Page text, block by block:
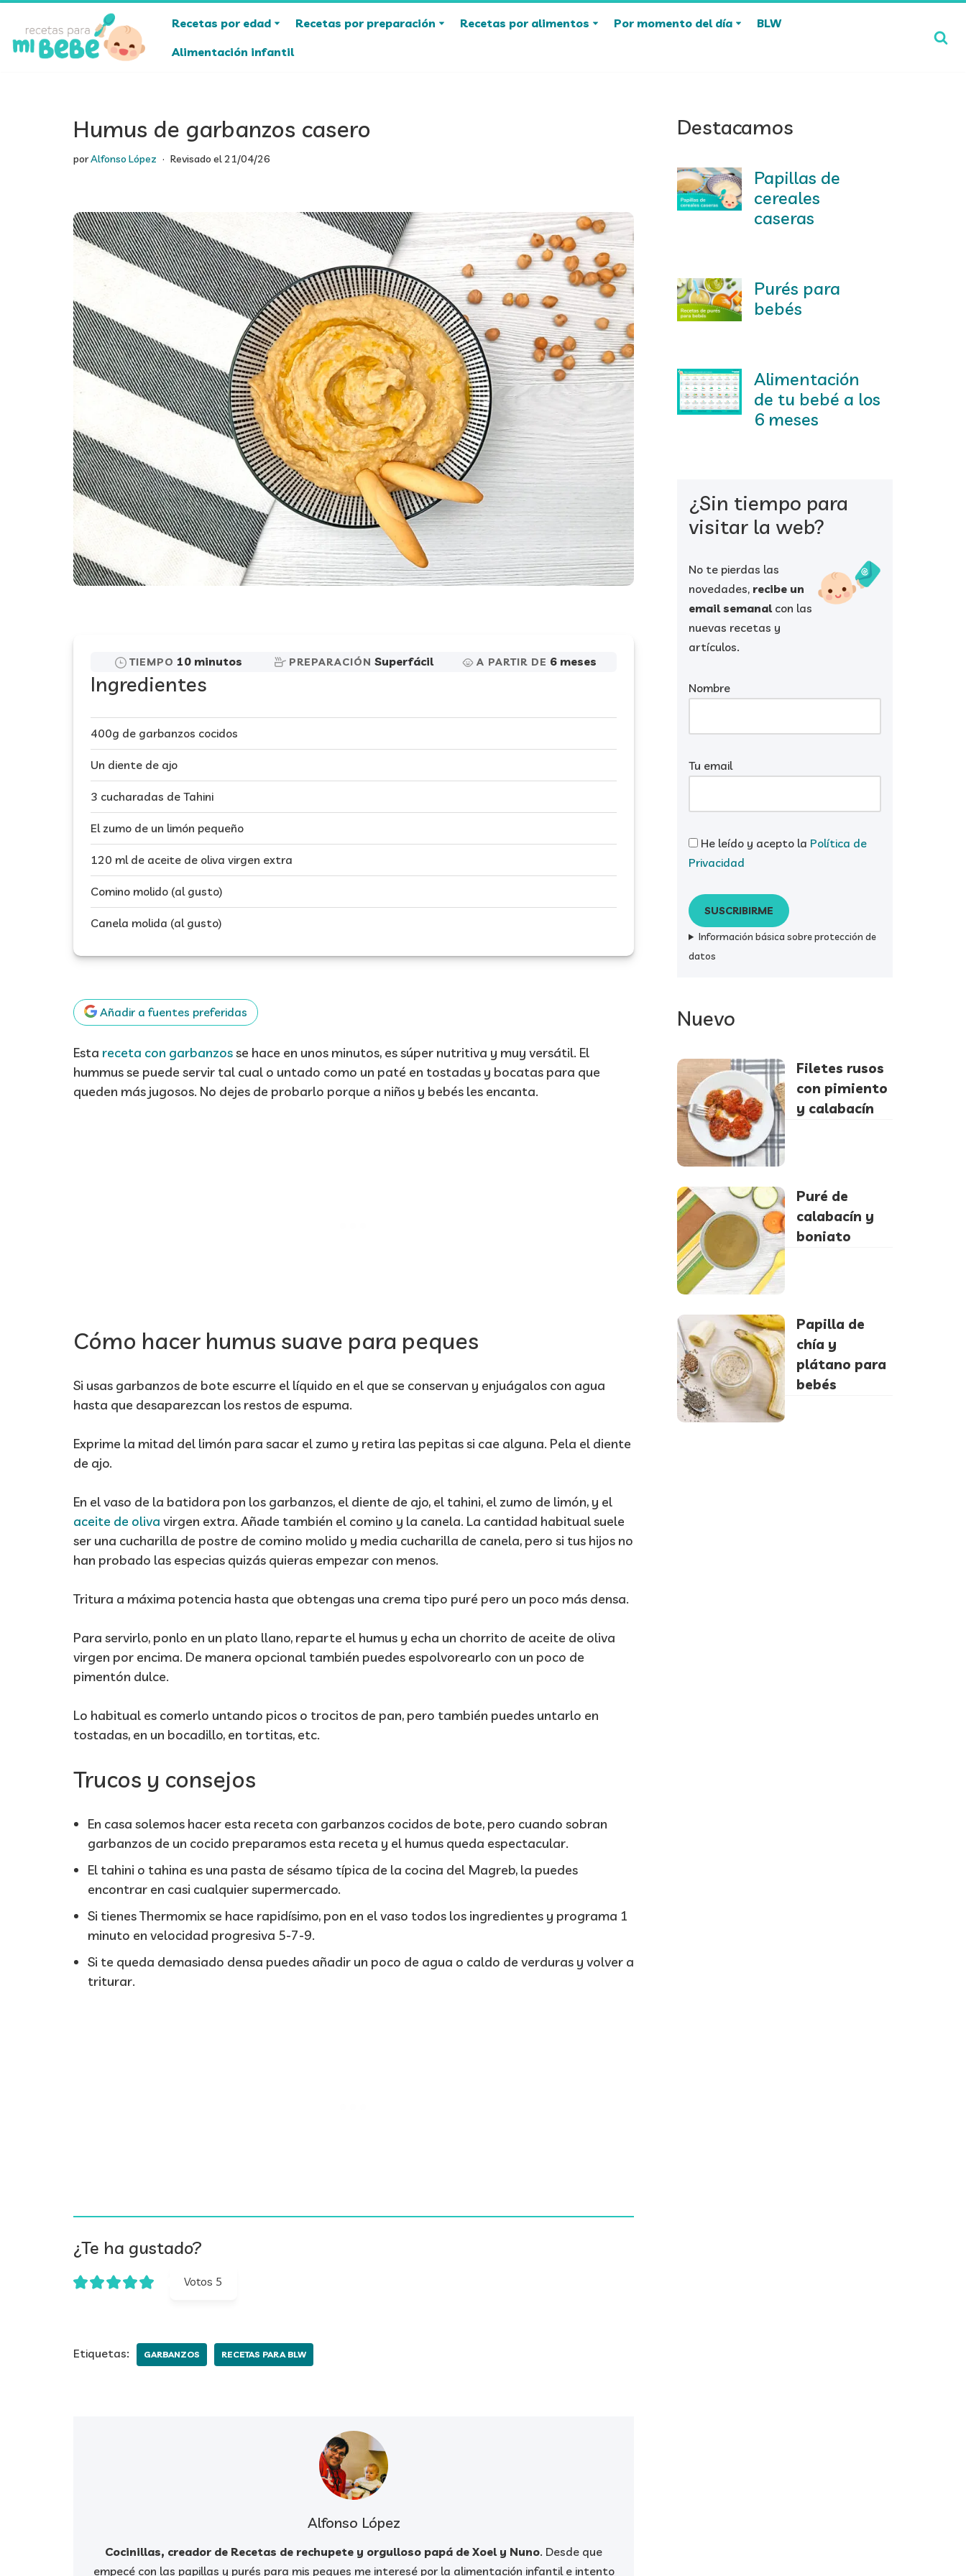
Saltar
Recetas por edad Recetas por preparación Recetas por alimentos Por momento del día
BLW
Alimentación infantil
Humus de garbanzos casero
porAlfonso López Revisado el21/04/26
TIEMPO 10 minutos PREPARACIÓN Superfácil A PARTIR DE 6 meses
Ingredientes
400g de garbanzos cocidos
Un diente de ajo
3 cucharadas de Tahini
El zumo de un limón pequeño
120 ml de aceite de oliva virgen extra
Comino molido (al gusto)
Canela molida (al gusto)
Añadir a fuentes preferidas
Esta receta con garbanzosse hace en unos minutos, es súper nutritiva y muy versátil. El
hummus se puede servir tal cual o untado como un paté en tostadas y bocatas para que
queden más jugosos. No dejes de probarlo porque a niños y bebés les encanta.
Cómo hacer humus suave para peques
Si usas garbanzos de bote escurre el líquido en el que se conservan y enjuágalos con agua
hasta que desaparezcan los restos de espuma.
Exprime la mitad del limón para sacar el zumo y retira las pepitas si cae alguna. Pela el diente
de ajo.
En el vaso de la batidora pon los garbanzos, el diente de ajo, el tahini, el zumo de limón, y el
aceite de oliva virgen extra. Añade también el comino y la canela. La cantidad habitual suele
ser una cucharilla de postre de comino molido y media cucharilla de canela, pero si tus hijos no
han probado las especias quizás quieras empezar con menos.
Tritura a máxima potencia hasta que obtengas una crema tipo puré pero un poco más densa.
Para servirlo, ponlo en un plato llano, reparte el humus y echa un chorrito de aceite de oliva
virgen por encima. De manera opcional también puedes espolvorearlo con un poco de
pimentón dulce.
Lo habitual es comerlo untando picos o trocitos de pan, pero también puedes untarlo en
tostadas, en un bocadillo, en tortitas, etc.
Trucos y consejos
En casa solemos hacer esta receta con garbanzos cocidos de bote, pero cuando sobran
garbanzos de un cocido preparamos esta receta y el humus queda espectacular.
El tahini o tahina es una pasta de sésamo típica de la cocina del Magreb, la puedes
encontrar en casi cualquier supermercado.
Si tienes Thermomix se hace rapidísimo, pon en el vaso todos los ingredientes y programa 1
minuto en velocidad progresiva 5-7-9.
Si te queda demasiado densa puedes añadir un poco de agua o caldo de verduras y volver a
triturar.
¿Te ha gustado?
Votos 5
Etiquetas: GARBANZOS RECETAS PARA BLW
Alfonso López
Cocinillas, creador de Recetas de rechupete y orgulloso papá de Xoel y Nuno. Desde que
empecé con las papillas y purés para mis peques me interesé por la alimentación infantil e intento
Destacamos
Papillas de
cereales
caseras
Purés para
bebés
Alimentación
de tu bebé a los
6 meses
¿Sin tiempo para
visitar la web?
No te pierdas las
novedades, recibe un
email semanalcon las
nuevas recetas y
artículos.
Nombre
Tu email
He leído y acepto la Política de
Privacidad
Información básica sobre protección de
datos
Nuevo
Filetes rusos
con pimiento
y calabacín
Puré de
calabacín y
boniato
Papilla de
chía y
plátano para
bebés